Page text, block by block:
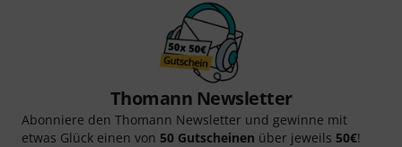
Thomann Newsletter
Abonniere den Thomann Newsletter und gewinne mit
etwas Glück einen von 50 Gutscheinen über jeweils 50€!